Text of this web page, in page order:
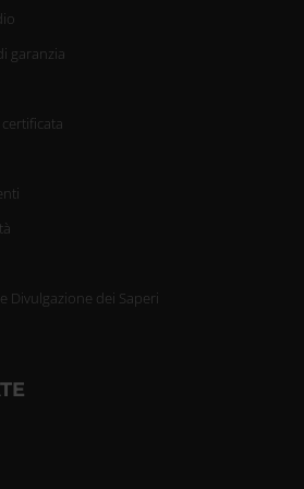
preferenze nella
. Puoi modificare
dalla
sui cookie.
per
contenuti ed
e per analizzare il
sul modo in cui
garanzia
Divulgazione dei Saperi